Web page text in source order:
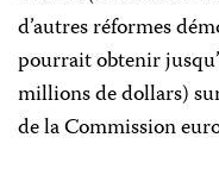
d’autres réformes
pourrait obtenir
millions de dollars)
de la Commission